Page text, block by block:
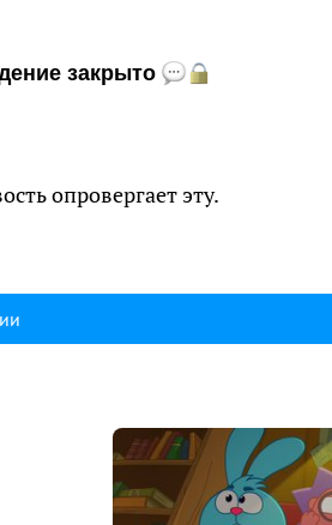
закрыто
опровергает эту.